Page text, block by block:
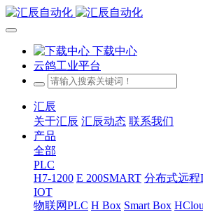
下载中心
云鸽工业平台
汇辰
关于汇辰 汇辰动态 联系我们
产品
全部
PLC
H7-1200 E 200SMART 分布式远程
IOT
物联网PLC H Box Smart Box